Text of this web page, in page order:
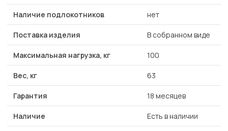
Наличие подлокотников нет
Поставка изделия В собранном виде
Максимальная нагрузка, кг 100
Вес, кг 63
Гарантия 18 месяцев
Наличие Есть в наличии